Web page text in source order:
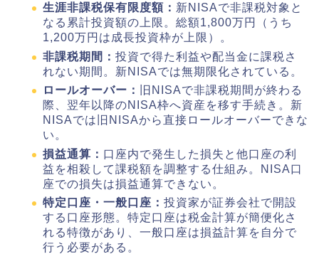
生涯非課税保有限度額： 新NISAで非課税対象と
なる累計投資額の上限。総額1,800万円（うち
1,200万円は成長投資枠が上限）。
非課税期間： 投資で得た利益や配当金に課税さ
れない期間。新NISAでは無期限化されている。
ロールオーバー：
旧NISAで非課税期間が終わる
際、翌年以降のNISA枠へ資産を移す手続き。新
NISAでは旧NISAから直接ロールオーバーできな
い。
損益通算： 口座内で発生した損失と他口座の利
益を相殺して課税額を調整する仕組み。NISA口
座での損失は損益通算できない。
特定口座・一般口座： 投資家が証券会社で開設
する口座形態。特定口座は税金計算が簡便化さ
れる特徴があり、一般口座は損益計算を自分で
行う必要がある。